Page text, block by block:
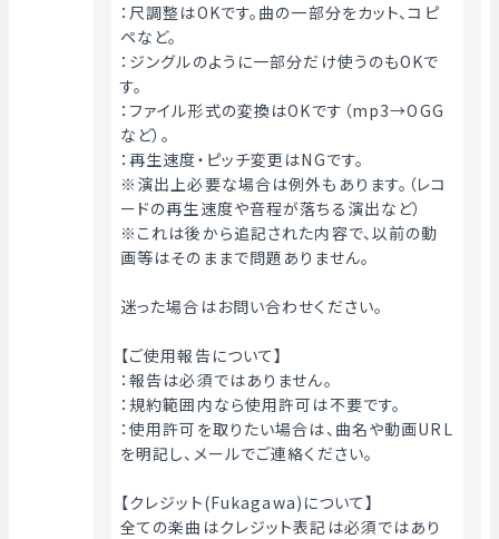
：尺調整はOKです。曲の一部分をカット、コピ
ペなど。
：ジングルのように一部分だけ使うのもOKで
す。
：ファイル形式の変換はOKです（mp3→OGG
など）。
：再生速度・ピッチ変更はNGです。
※演出上必要な場合は例外もあります。（レコ
ードの再生速度や音程が落ちる演出など）
※これは後から追記された内容で、以前の動
画等はそのままで問題ありません。
迷った場合はお問い合わせください。
【ご使用報告について】
：報告は必須ではありません。
：規約範囲内なら使用許可は不要です。
：使用許可を取りたい場合は、曲名や動画URL
を明記し、メールでご連絡ください。
【クレジット(Fukagawa)について】
全ての楽曲はクレジット表記は必須ではあり